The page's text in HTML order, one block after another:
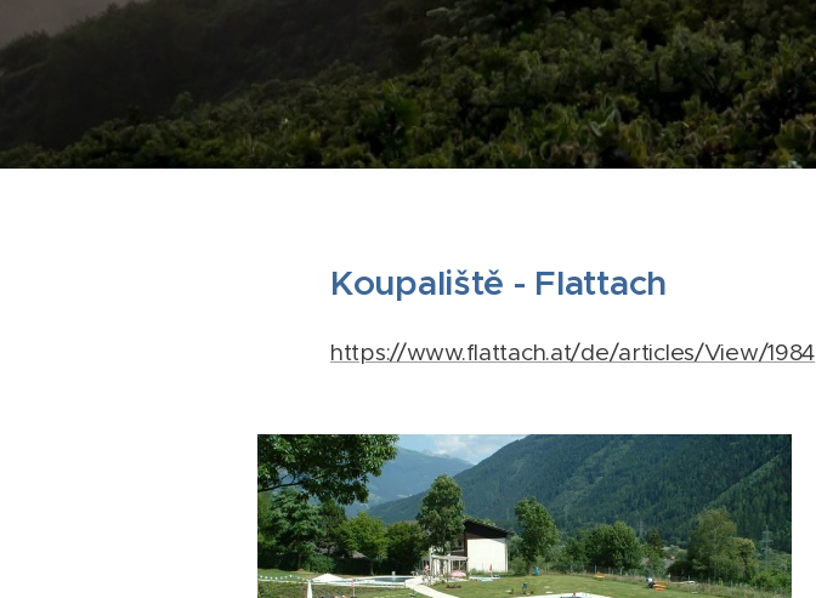
Koupaliště - Flattach
https://www.flattach.at/de/articles/View/1984